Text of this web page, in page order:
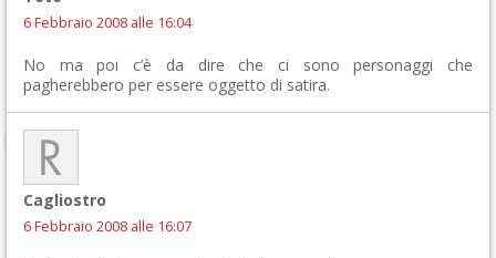
6 Febbraio 2008 alle 16:04
No ma poi c’è da dire che ci sono personaggi che
pagherebbero per essere oggetto di satira.
Cagliostro
6 Febbraio 2008 alle 16:07